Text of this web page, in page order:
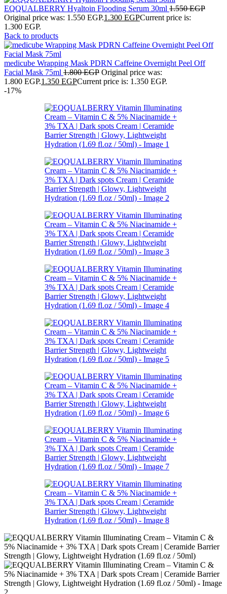
EQQUALBERRY Hyaltoin Flooding Serum 30ml 1.550EGP
Original price was: 1.550 EGP.1.300 EGPCurrent price is:
1.300 EGP.
Back to products
medicube Wrapping Mask PDRN Caffeine Overnight Peel Off
Facial Mask 75ml 1.800EGP Original price was:
1.800 EGP.1.350 EGPCurrent price is: 1.350 EGP.
-17%